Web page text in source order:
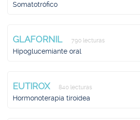
Somatotrófico
GLAFORNIL 790 lecturas
Hipoglucemiante oral
EUTIROX 840 lecturas
Hormonoterapia tiroidea